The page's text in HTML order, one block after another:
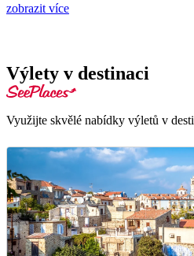
zobrazit více
Výlety v destinaci
Využijte skvělé nabídky výletů v